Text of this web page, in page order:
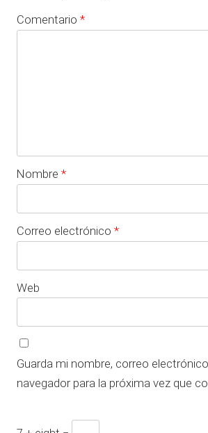
Comentario *
Nombre *
Correo electrónico *
Web
Guarda mi nombre, correo
navegador para la próxima vez que